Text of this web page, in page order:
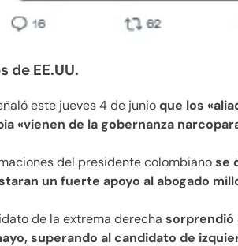
de EE.UU.
este jueves 4 de junioque los
«vienen de la gobernanza
del presidente colombianose
un fuerte apoyo al abogado
de la extrema derecha sorprendió
superando al candidato de